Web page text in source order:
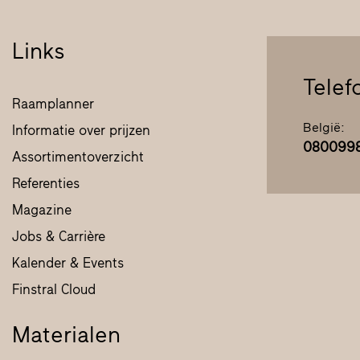
Links
Raamplanner
Informatie over prijzen
Assortimentoverzicht
Referenties
Magazine
Jobs & Carrière
Kalender & Events
Finstral Cloud
Materialen
België: